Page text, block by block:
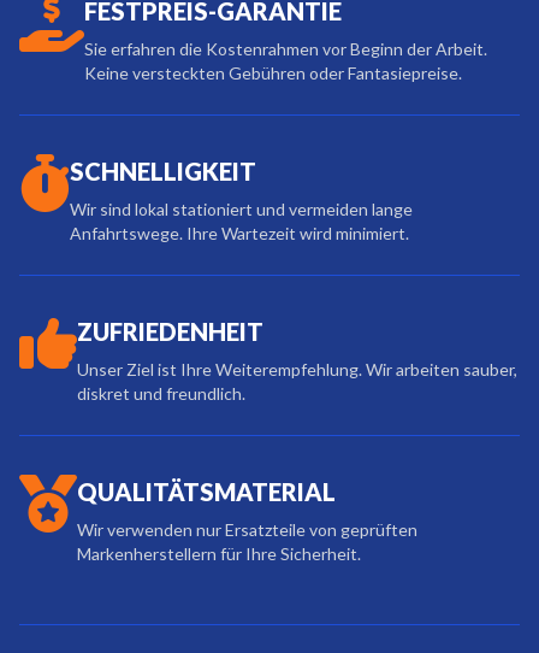
FESTPREIS-GARANTIE
Sie erfahren die Kostenrahmen vor Beginn der Arbeit.
Keine versteckten Gebühren oder Fantasiepreise.
SCHNELLIGKEIT
Wir sind lokal stationiert und vermeiden lange
Anfahrtswege. Ihre Wartezeit wird minimiert.
ZUFRIEDENHEIT
Unser Ziel ist Ihre Weiterempfehlung. Wir arbeiten sauber,
diskret und freundlich.
QUALITÄTSMATERIAL
Wir verwenden nur Ersatzteile von geprüften
Markenherstellern für Ihre Sicherheit.